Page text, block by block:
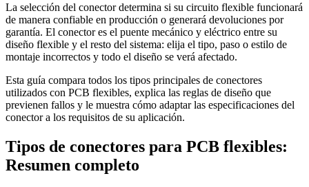
La selección del conector determina si su circuito flexible funcionará
de manera confiable en producción o generará devoluciones por
garantía. El conector es el puente mecánico y eléctrico entre su
diseño flexible y el resto del sistema: elija el tipo, paso o estilo de
montaje incorrectos y todo el diseño se verá afectado.
Esta guía compara todos los tipos principales de conectores
utilizados con PCB flexibles, explica las reglas de diseño que
previenen fallos y le muestra cómo adaptar las especificaciones del
conector a los requisitos de su aplicación.
Tipos de conectores para PCB flexibles:
Resumen completo